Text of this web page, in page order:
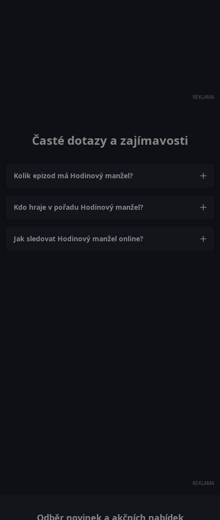
REKLAMA
Časté dotazy a zajímavosti
Kolik epizod má Hodinový manžel?
Kdo hraje v pořadu Hodinový manžel?
Jak sledovat Hodinový manžel online?
REKLAMA
Odběr novinek a akčních nabídek